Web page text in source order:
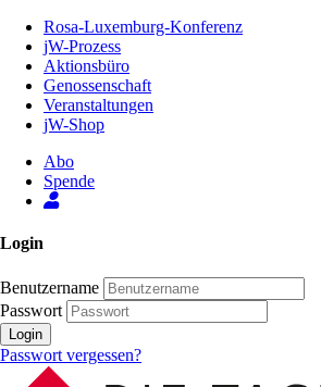
Inhalt
Seite
Rosa-Luxemburg-Konferenz
jW-Prozess
Aktionsbüro
Genossenschaft
Veranstaltungen
jW-Shop
Abo
Spende
Login
Benutzername
Passwort
Login
Passwort vergessen?